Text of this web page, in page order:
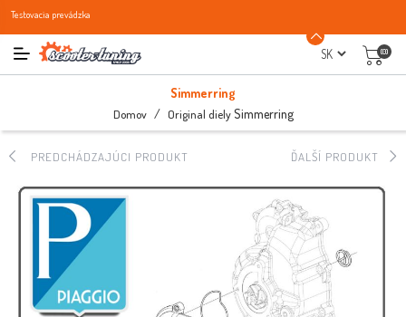
Testovacia prevádzka
(0)
Simmerring
Domov / Original diely Simmerring
PREDCHÁDZAJÚCI PRODUKT ĎALŠÍ PRODUKT